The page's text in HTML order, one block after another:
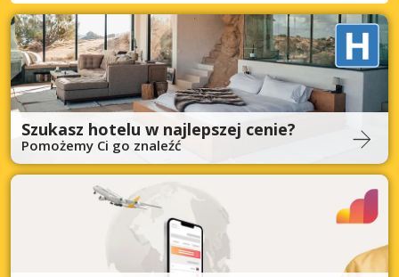
Szukasz hotelu w najlepszej cenie?
Pomożemy Ci go znaleźć